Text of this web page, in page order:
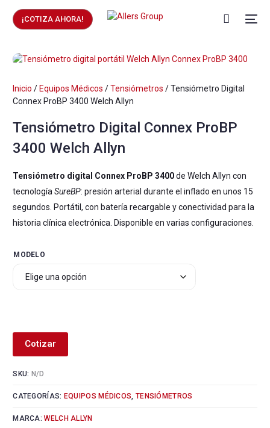
¡COTIZA AHORA!
Inicio / Equipos Médicos /Tensiómetros / Tensiómetro Digital
Connex ProBP 3400 Welch Allyn
Tensiómetro Digital Connex ProBP
3400 Welch Allyn
Tensiómetro digital Connex ProBP 3400de Welch Allyn con
tecnologíaSureBP: presión arterial durante el inflado en unos 15
segundos. Portátil, con batería recargable y conectividad para la
historia clínica electrónica. Disponible en varias configuraciones.
MODELO
Cotizar
SKU: N/D
CATEGORÍAS: EQUIPOS MÉDICOS, TENSIÓMETROS
MARCA:WELCH ALLYN